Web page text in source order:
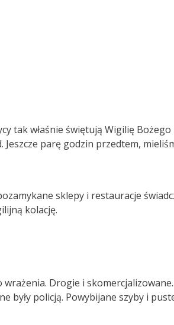
tak właśnie świętują Wigilię
parę godzin przedtem,
sklepy i restauracje
kolację.
Drogie i
policją. Powybijane szyby i